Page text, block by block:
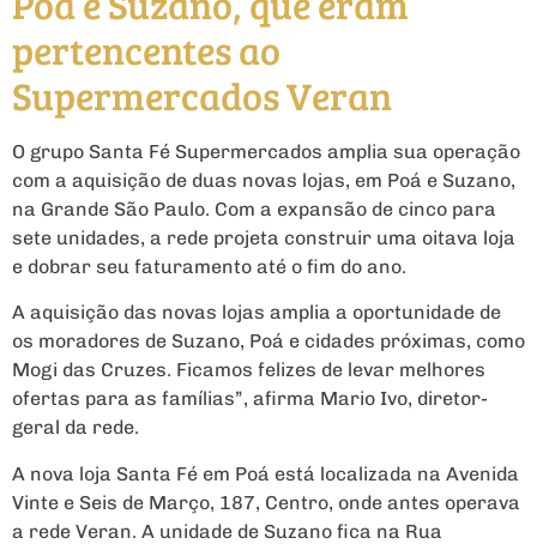
pertencentes ao
Supermercados Veran
O grupo Santa Fé Supermercados amplia sua operação
com a aquisição de duas novas lojas, em Poá e Suzano,
na Grande São Paulo. Com a expansão de cinco para
sete unidades, a rede projeta construir uma oitava loja
e dobrar seu faturamento até o fim do ano.
A aquisição das novas lojas amplia a oportunidade de
os moradores de Suzano, Poá e cidades próximas, como
Mogi das Cruzes. Ficamos felizes de levar melhores
ofertas para as famílias”, afirma Mario Ivo, diretor-
geral da rede.
A nova loja Santa Fé em Poá está localizada na Avenida
Vinte e Seis de Março, 187, Centro, onde antes operava
a rede Veran. A unidade de Suzano fica na Rua